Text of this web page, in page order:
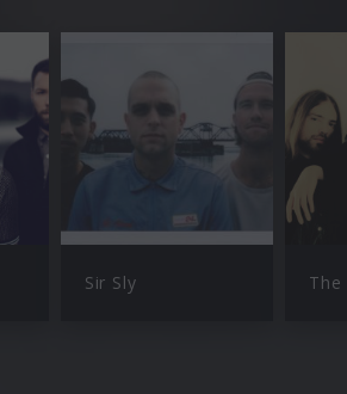
Sir Sly The